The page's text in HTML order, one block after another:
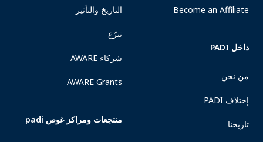
Become an Affiliate
داخل PADI
من نحن
إختلاف PADI
تاريخنا
التاريخ والتأثير
تبرّع
شركاء AWARE
AWARE Grants
منتجعات ومراكز غوص padi